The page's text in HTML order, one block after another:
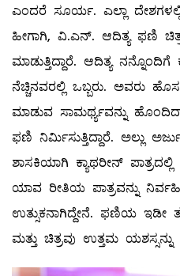
ಎಂದರೆ ಸೂರ್ಯ. ಎಲ್ಲಾ
ಹೀಗಾಗಿ, ವಿ.ಎನ್. ಆದಿತ್ಯ ಫಣಿ
ಮಾಡುತ್ತಿದ್ದಾರೆ. ಆದಿತ್ಯ
ನೆಚ್ಚಿನವರಲ್ಲಿ ಒಬ್ಬರು. ಅವರು
ಮಾಡುವ ಸಾಮರ್ಥ್ಯವನ್ನು
ಫಣಿ ನಿರ್ಮಿಸುತ್ತಿದ್ದಾರೆ. ಅಲ್ಲು
ಶಾಸಕಿಯಾಗಿ ಕ್ಯಾಥರೀನ್
ಯಾವ ರೀತಿಯ ಪಾತ್ರವನ್ನು
ಉತ್ಸುಕನಾಗಿದ್ದೇನೆ. ಫಣಿಯ ಇಡೀ
ಮತ್ತು ಚಿತ್ರವು ಉತ್ತಮ